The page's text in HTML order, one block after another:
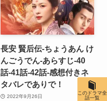
長安 賢后伝-ちょうあん け
んごうでん-あらすじ-40
話-41話-42話-感想付きネ
タバレでありで！
2022年9月26日
このドラマ全
話一覧